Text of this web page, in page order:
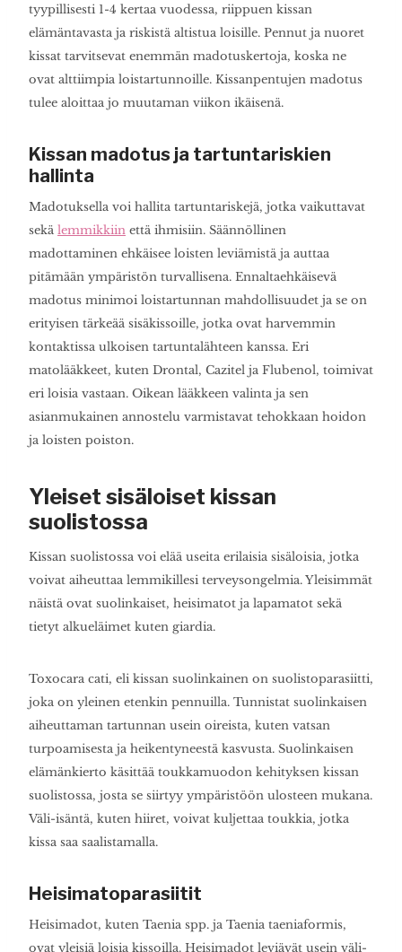
tyypillisesti 1-4 kertaa vuodessa, riippuen kissan
elämäntavasta ja riskistä altistua loisille. Pennut ja nuoret
kissat tarvitsevat enemmän madotuskertoja, koska ne
ovat alttiimpia loistartunnoille. Kissanpentujen madotus
tulee aloittaa jo muutaman viikon ikäisenä.
Kissan madotus ja tartuntariskien
hallinta
Madotuksella voi hallita tartuntariskejä, jotka vaikuttavat
sekä lemmikkiin että ihmisiin. Säännöllinen
madottaminen ehkäisee loisten leviämistä ja auttaa
pitämään ympäristön turvallisena. Ennaltaehkäisevä
madotus minimoi loistartunnan mahdollisuudet ja se on
erityisen tärkeää sisäkissoille, jotka ovat harvemmin
kontaktissa ulkoisen tartuntalähteen kanssa. Eri
matolääkkeet, kuten Drontal, Cazitel ja Flubenol, toimivat
eri loisia vastaan. Oikean lääkkeen valinta ja sen
asianmukainen annostelu varmistavat tehokkaan hoidon
ja loisten poiston.
Yleiset sisäloiset kissan
suolistossa
Kissan suolistossa voi elää useita erilaisia sisäloisia, jotka
voivat aiheuttaa lemmikillesi terveysongelmia. Yleisimmät
näistä ovat suolinkaiset, heisimatot ja lapamatot sekä
tietyt alkueläimet kuten giardia.
Toxocara cati, eli kissan suolinkainen on suolistoparasiitti,
joka on yleinen etenkin pennuilla. Tunnistat suolinkaisen
aiheuttaman tartunnan usein oireista, kuten vatsan
turpoamisesta ja heikentyneestä kasvusta. Suolinkaisen
elämänkierto käsittää toukkamuodon kehityksen kissan
suolistossa, josta se siirtyy ympäristöön ulosteen mukana.
Väli-isäntä, kuten hiiret, voivat kuljettaa toukkia, jotka
kissa saa saalistamalla.
Heisimatoparasiitit
Heisimadot, kuten Taenia spp. ja Taenia taeniaformis,
ovat yleisiä loisia kissoilla. Heisimadot leviävät usein väli-